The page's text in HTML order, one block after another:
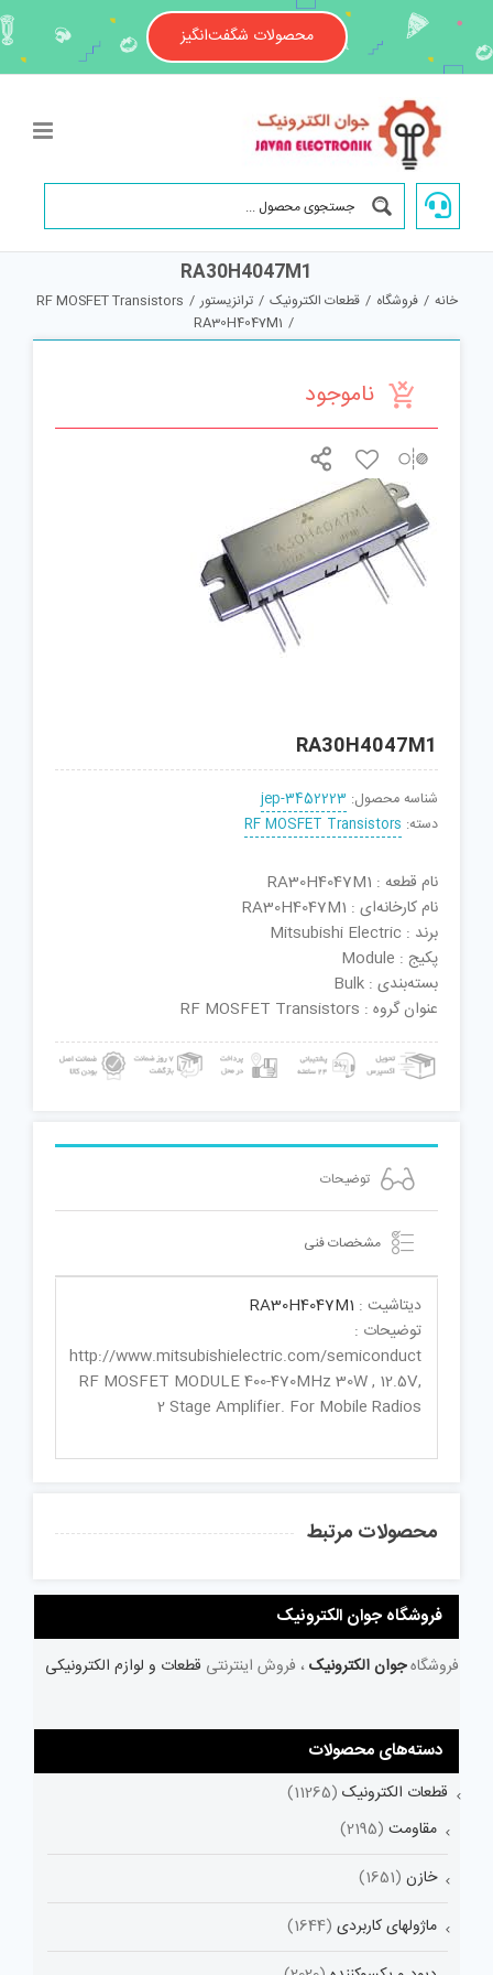
content
محصولات شگفت‌انگیز
RA30H4047M1
خانه / فروشگاه / قطعات الکترونیک / ترانزیستور /
RF MOSFET Transistors
/
RA30H4047M1
ناموجود
RA30H4047M1
شناسه محصول: jep-3452223
دسته: RF MOSFET Transistors
نام قطعه : RA30H4047M1
نام کارخانه‌ای : RA30H4047M1
برند : Mitsubishi Electric
پکیج : Module
بسته‌بندی : Bulk
عنوان گروه : RF MOSFET Transistors
توضیحات
مشخصات فنی
دیتاشیت : RA30H4047M1
توضیحات :
http://www.mitsubishielectric.com/semiconduct
RF MOSFET MODULE 400-470MHz 30W , 12.5V,
2 Stage Amplifier. For Mobile Radios
محصولات مرتبط
فروشگاه جوان الکترونیک
فروشگاهجوان الکترونیک ، فروش اینترنتی قطعات و لوازم الکترونیکی
دسته‌های محصولات
قطعات الکترونیک (11265)
مقاومت (2195)
خازن (1651)
ماژولهای کاربردی (1644)